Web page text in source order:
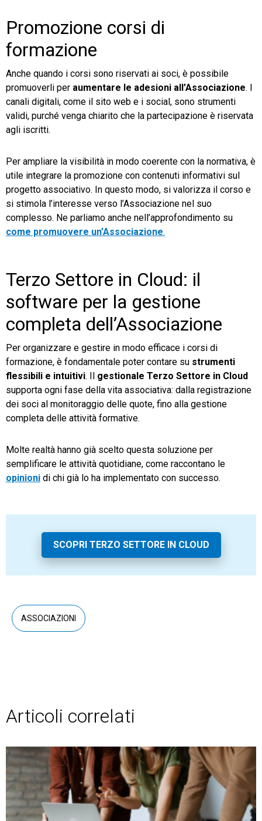
Promozione corsi di
formazione
Anche quando i corsi sono riservati ai soci, è possibile
promuoverli per aumentare le adesioni all’Associazione. I
canali digitali, come il sito web e i social, sono strumenti
validi, purché venga chiarito che la partecipazione è riservata
agli iscritti.
Per ampliare la visibilità in modo coerente con la normativa, è
utile integrare la promozione con contenuti informativi sul
progetto associativo. In questo modo, si valorizza il corso e
si stimola l’interesse verso l’Associazione nel suo
complesso. Ne parliamo anche nell’approfondimento su
come promuovere un’Associazione.
Terzo Settore in Cloud: il
software per la gestione
completa dell’Associazione
Per organizzare e gestire in modo efficace i corsi di
formazione, è fondamentale poter contare su strumenti
flessibili e intuitivi. Il gestionale Terzo Settore in Cloud
supporta ogni fase della vita associativa: dalla registrazione
dei soci al monitoraggio delle quote, fino alla gestione
completa delle attività formative.
Molte realtà hanno già scelto questa soluzione per
semplificare le attività quotidiane, come raccontano le
opinioni di chi già lo ha implementato con successo.
SCOPRI TERZO SETTORE IN CLOUD
ASSOCIAZIONI
Articoli correlati